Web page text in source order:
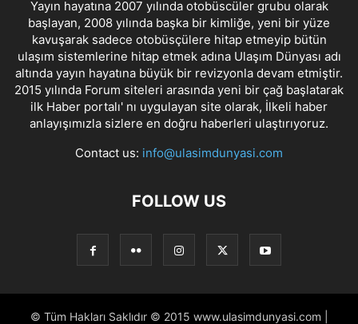
Yayın hayatına 2007 yılında otobüscüler grubu olarak
başlayan, 2008 yılında başka bir kimliğe, yeni bir yüze
kavuşarak sadece otobüsçülere hitap etmeyip bütün
ulaşım sistemlerine hitap etmek adına Ulaşım Dünyası adı
altında yayın hayatına büyük bir revizyonla devam etmiştir.
2015 yılında Forum siteleri arasında yeni bir çağ başlatarak
ilk Haber portalı' nı uygulayan site olarak, İlkeli haber
anlayışımızla sizlere en doğru haberleri ulaştırıyoruz.
Contact us: info@ulasimdunyasi.com
FOLLOW US
© Tüm Hakları Saklıdır © 2015 www.ulasimdunyasi.com |